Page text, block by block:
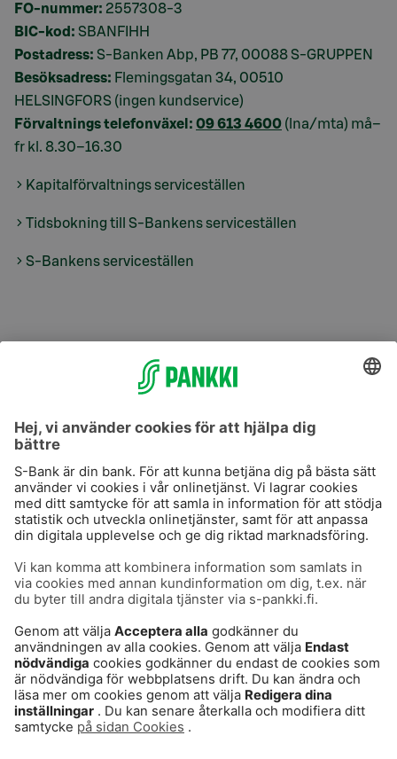
FO-nummer: 2557308-3
BIC-kod: SBANFIHH
Postadress: S-Banken Abp, PB 77, 00088 S-GRUPPEN
Besöksadress: Flemingsgatan 34, 00510
HELSINGFORS (ingen kundservice)
Förvaltnings telefonväxel: 09 613 4600 (lna/mta) må–
fr kl. 8.30–16.30
Kapitalförvaltnings serviceställen
Tidsbokning till S-Bankens serviceställen
S-Bankens serviceställen
S-Prime
Användarvillkor
Dataskydd
Cookies
Säker hantering av bankärenden